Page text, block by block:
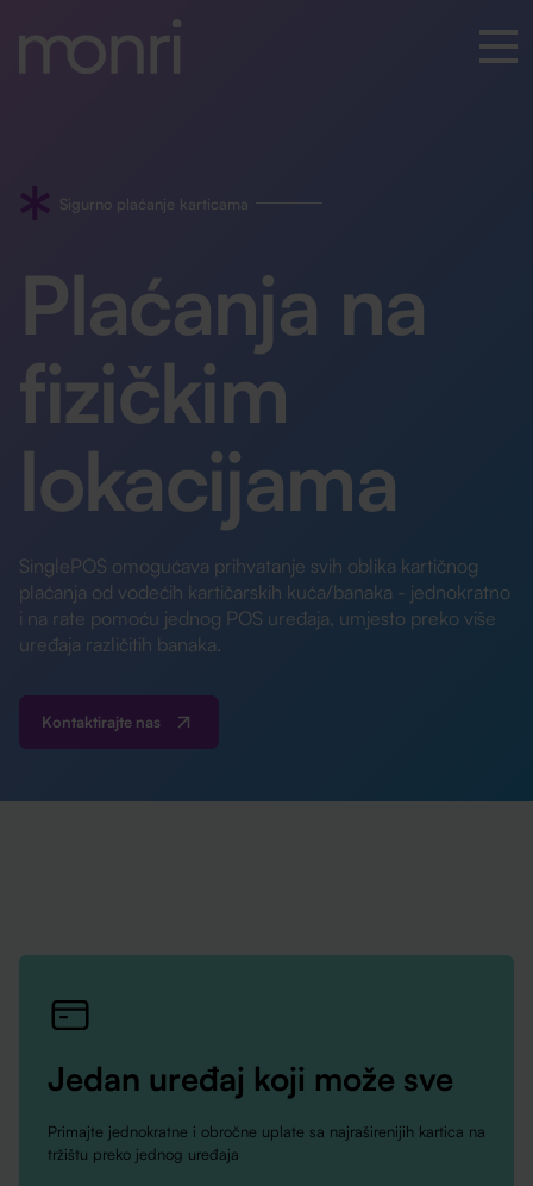
Sigurno plaćanje karticama
Plaćanja na
fizičkim
lokacijama
SinglePOS omogućava prihvatanje svih oblika kartičnog
plaćanja od vodećih kartičarskih kuća/banaka - jednokratno
i na rate pomoću jednog POS uređaja, umjesto preko više
uređaja različitih banaka.
Kontaktirajte nas
Jedan uređaj koji može sve
Primajte jednokratne i obročne uplate sa najraširenijih kartica na
tržištu preko jednog uređaja